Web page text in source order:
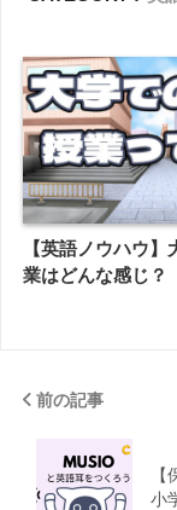
【英語ノウハウ
業はどんな感じ？
前の記事
小